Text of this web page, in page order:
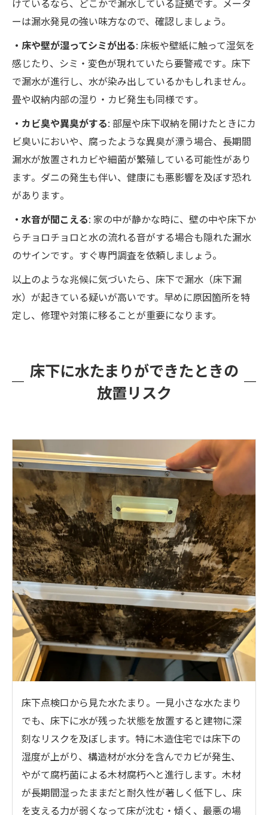
けているなら、どこかで漏水している証拠です​。メータ
ーは漏水発見の強い味方なので、確認しましょう。
・床や壁が湿ってシミが出る: 床板や壁紙に触って湿気を
感じたり、シミ・変色が現れていたら要警戒です​。床下
で漏水が進行し、水が染み出しているかもしれません。
畳や収納内部の湿り・カビ発生も同様です​。
・カビ臭や異臭がする: 部屋や床下収納を開けたときにカ
ビ臭いにおいや、腐ったような異臭が漂う場合、長期間
漏水が放置されカビや細菌が繁殖している可能性があり
ます​。ダニの発生も伴い、健康にも悪影響を及ぼす恐れ
があります​。
・水音が聞こえる: 家の中が静かな時に、壁の中や床下か
らチョロチョロと水の流れる音がする場合も隠れた漏水
のサインです​。すぐ専門調査を依頼しましょう。
以上のような兆候に気づいたら、床下で漏水（床下漏
水）が起きている疑いが高いです。早めに原因箇所を特
定し、修理や対策に移ることが重要になります。
床下に水たまりができたときの
放置リスク
床下点検口から見た水たまり。一見小さな水たまり
でも、床下に水が残った状態を放置すると建物に深
刻なリスクを及ぼします。特に木造住宅では床下の
湿度が上がり、構造材が水分を含んでカビが発生、
やがて腐朽菌による木材腐朽へと進行します​。木材
が長期間湿ったままだと耐久性が著しく低下し、床
を支える力が弱くなって床が沈む・傾く、最悪の場